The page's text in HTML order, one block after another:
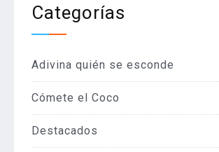
Categorías
Adivina quién se esconde
Cómete el Coco
Destacados